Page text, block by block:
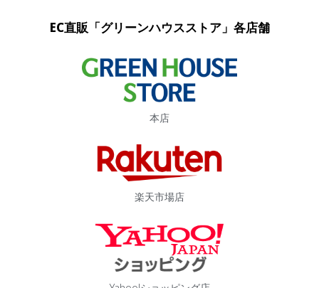
EC直販「グリーンハウスストア」各店舗
本店
楽天市場店